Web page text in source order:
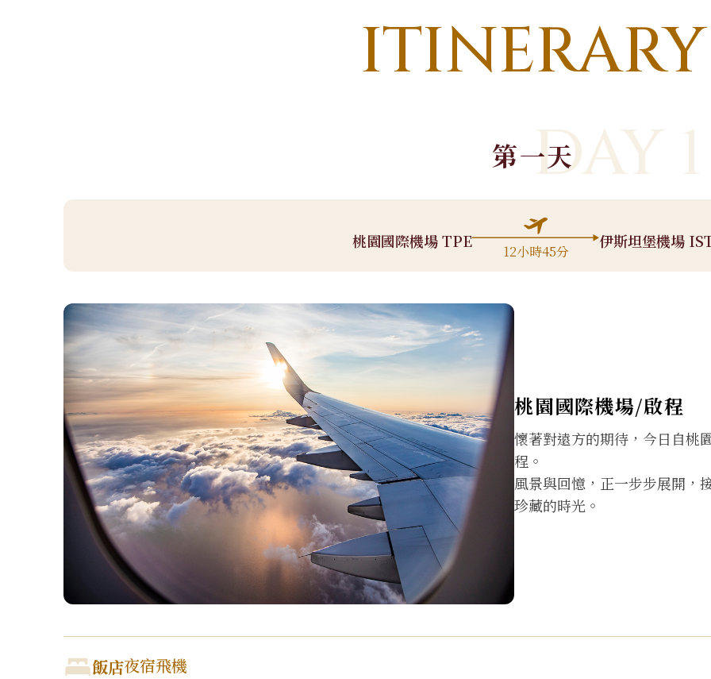
ITINERARY
第一天DAY 1
桃園國際機場 TPE
12小時45分
伊斯坦堡機場
桃園國際機場/啟程
懷著對遠方的期待，今日自桃
程。
風景與回憶，正一步步展開，
珍藏的時光。
飯店夜宿飛機